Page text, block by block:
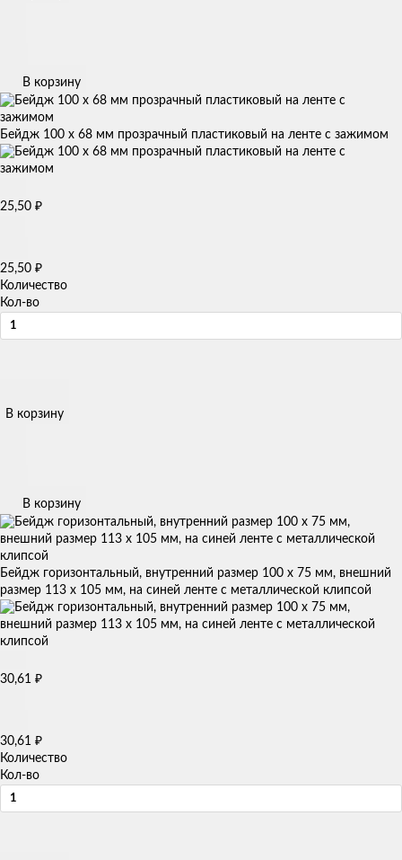
В корзину
Бейдж 100 x 68 мм прозрачный пластиковый на ленте с зажимом
25,50 ₽
25,50 ₽
Количество
Кол-во
В корзину
В корзину
Бейдж горизонтальный, внутренний размер 100 х 75 мм, внешний
размер 113 х 105 мм, на синей ленте с металлической клипсой
30,61 ₽
30,61 ₽
Количество
Кол-во